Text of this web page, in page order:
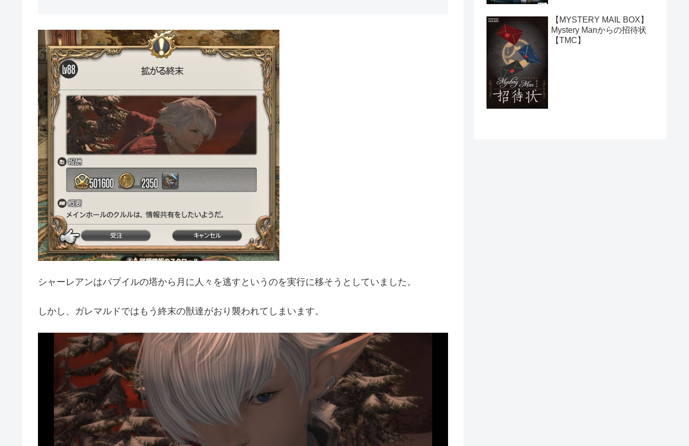
シャーレアンはバブイルの塔から月に人々を逃すというのを実行に移そうとしていました。
しかし、ガレマルドではもう終末の獣達がおり襲われてしまいます。
【MYSTERY MAIL BOX】
Mystery Manからの招待状
【TMC】